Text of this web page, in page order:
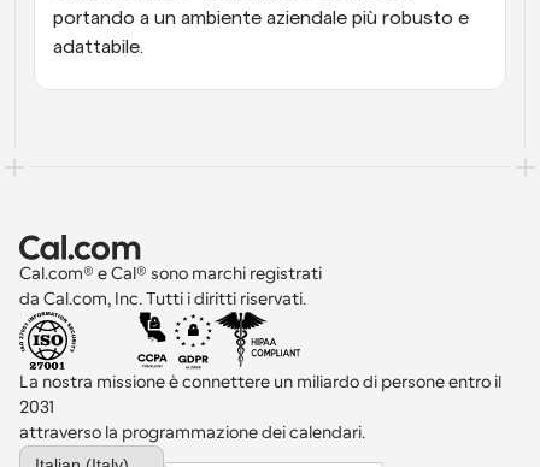
portando a un ambiente aziendale più robusto e
adattabile.
Cal.com® e Cal® sono marchi registrati
da Cal.com, Inc. Tutti i diritti riservati.
La nostra missione è connettere un miliardo di persone entro il
2031
attraverso la programmazione dei calendari.
Select Language